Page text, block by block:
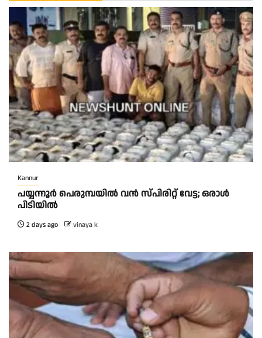
Kannur
പയ്യന്നൂർ പെരുമ്പയിൽ വൻ സ്‌പിരിറ്റ് വേട്ട; ഒരാൾ
പിടിയിൽ
2 days ago vinaya k